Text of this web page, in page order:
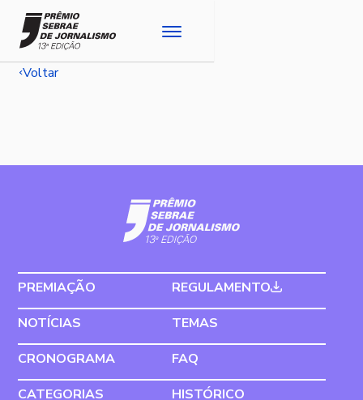
Voltar
PREMIAÇÃO
REGULAMENTO
NOTÍCIAS
TEMAS
CRONOGRAMA
FAQ
CATEGORIAS
HISTÓRICO